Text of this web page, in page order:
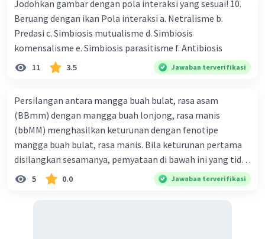
4 Batang bercabang
5 tulang daun sejajar
6 tulang daun menjari
Ciri ciri tumbuhan monokotil ditunjukkan oleh nomor
a. 1,2,dan 3
d. 2,4dan 6
Beri Rating·0.0 (0) Balas
04 Maret 2024 01:04
B
Jodohkan gambar dengan pola interaksi yang sesuai! 10.
Beruang dengan ikan Pola interaksi a. Netralisme b.
Predasi c. Simbiosis mutualisme d. Simbiosis
komensalisme e. Simbiosis parasitisme f. Antibiosis
11 3.5 Jawaban terverifikasi
Persilangan antara mangga buah bulat, rasa asam
(BBmm) dengan mangga buah lonjong, rasa manis
(bbMM) menghasilkan keturunan dengan fenotipe
mangga buah bulat, rasa manis. Bila keturunan pertama
disilangkan sesamanya, pemyataan di bawah ini yang tidak
benar mengenai keturunan yang dihasilkan dari
5 0.0 Jawaban terverifikasi